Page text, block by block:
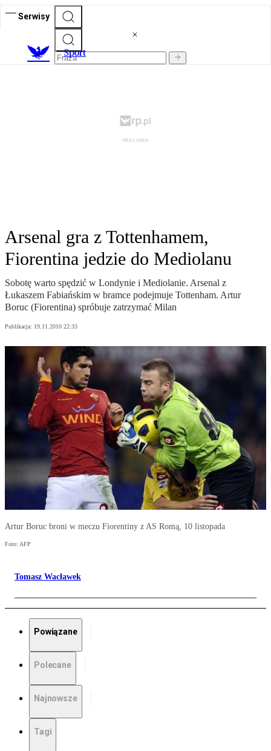
Serwisy
Sport
Arsenal gra z Tottenhamem,
Fiorentina jedzie do Mediolanu
Sobotę warto spędzić w Londynie i Mediolanie. Arsenal z
Łukaszem Fabiańskim w bramce podejmuje Tottenham. Artur
Boruc (Fiorentina) spróbuje zatrzymać Milan
Publikacja: 19.11.2010 22:33
Artur Boruc broni w meczu Fiorentiny z AS Romą, 10 listopada
Foto: AFP
Tomasz Wacławek
Powiązane
Polecane
Najnowsze
Tagi